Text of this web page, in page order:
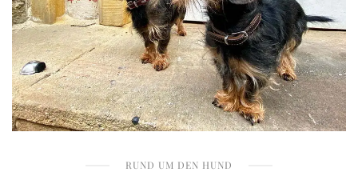
RUND UM DEN HUND